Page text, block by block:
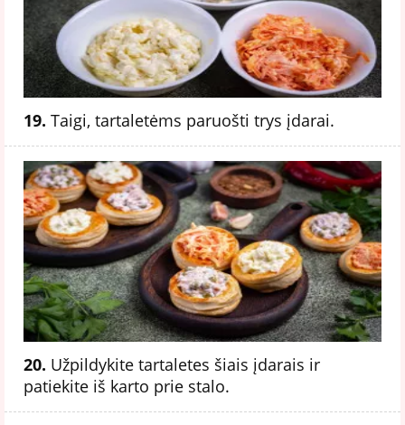
19. Taigi, tartaletėms paruošti trys įdarai.
20. Užpildykite tartaletes šiais įdarais ir
patiekite iš karto prie stalo.